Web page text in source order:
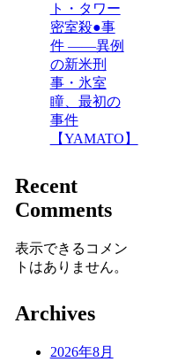
ト・タワー
密室殺●事
件 ――異例
の新米刑
事・氷室
瞳、最初の
事件
【YAMATO】
Recent
Comments
表示できるコメン
トはありません。
Archives
2026年8月